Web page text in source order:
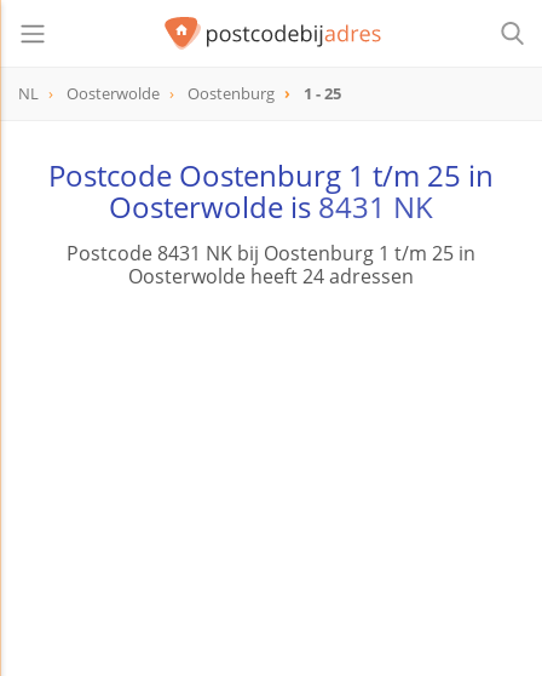
NL Oosterwolde Oostenburg 1 - 25
Postcode Oostenburg 1 t/m 25 in
Oosterwolde is 8431 NK
Postcode 8431 NK bij Oostenburg 1 t/m 25 in
Oosterwolde heeft 24 adressen